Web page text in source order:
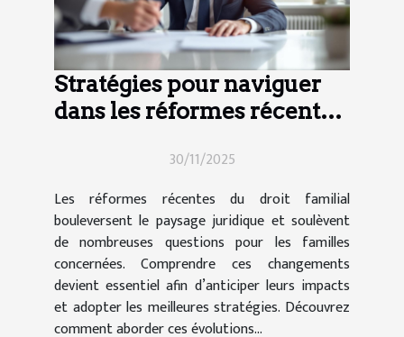
Stratégies pour naviguer
dans les réformes récentes
30/11/2025
Les réformes récentes du droit familial
bouleversent le paysage juridique et soulèvent
de nombreuses questions pour les familles
concernées. Comprendre ces changements
devient essentiel afin d’anticiper leurs impacts
et adopter les meilleures stratégies. Découvrez
comment aborder ces évolutions...